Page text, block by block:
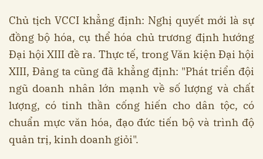
Chủ tịch VCCI khẳng định: Nghị quyết mới là sự
đồng bộ hóa, cụ thể hóa chủ trương định hướng
Đại hội XIII đề ra. Thực tế, trong Văn kiện Đại hội
XIII, Đảng ta cũng đã khẳng định: "Phát triển đội
ngũ doanh nhân lớn mạnh về số lượng và chất
lượng, có tinh thần cống hiến cho dân tộc, có
chuẩn mực văn hóa, đạo đức tiến bộ và trình độ
quản trị, kinh doanh giỏi".